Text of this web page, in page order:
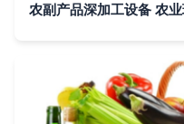
农副产品深加工设备 农